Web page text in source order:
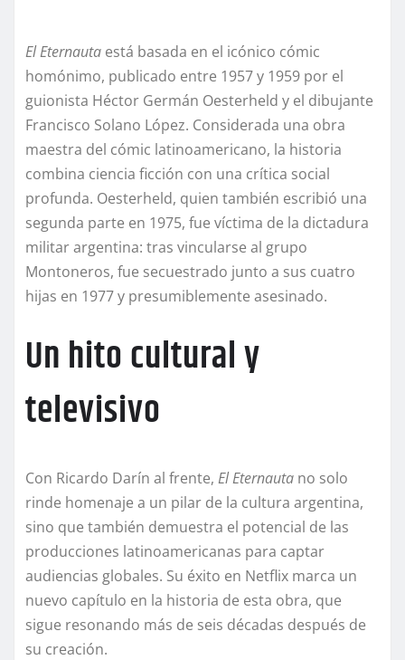
El Eternauta está basada en el icónico cómic
homónimo, publicado entre 1957 y 1959 por el
guionista Héctor Germán Oesterheld y el dibujante
Francisco Solano López. Considerada una obra
maestra del cómic latinoamericano, la historia
combina ciencia ficción con una crítica social
profunda. Oesterheld, quien también escribió una
segunda parte en 1975, fue víctima de la dictadura
militar argentina: tras vincularse al grupo
Montoneros, fue secuestrado junto a sus cuatro
hijas en 1977 y presumiblemente asesinado.
Un hito cultural y
televisivo
Con Ricardo Darín al frente, El Eternauta no solo
rinde homenaje a un pilar de la cultura argentina,
sino que también demuestra el potencial de las
producciones latinoamericanas para captar
audiencias globales. Su éxito en Netflix marca un
nuevo capítulo en la historia de esta obra, que
sigue resonando más de seis décadas después de
su creación.